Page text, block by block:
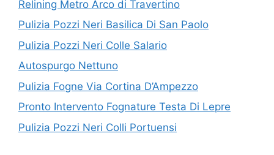
Relining Metro Arco di Travertino
Pulizia Pozzi Neri Basilica Di San Paolo
Pulizia Pozzi Neri Colle Salario
Autospurgo Nettuno
Pulizia Fogne Via Cortina D’Ampezzo
Pronto Intervento Fognature Testa Di Lepre
Pulizia Pozzi Neri Colli Portuensi